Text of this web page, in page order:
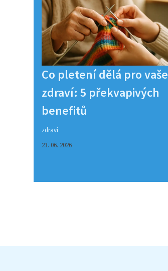
Co pletení dělá pro vaše
zdraví: 5 překvapivých
benefitů
zdraví
23. 06. 2026